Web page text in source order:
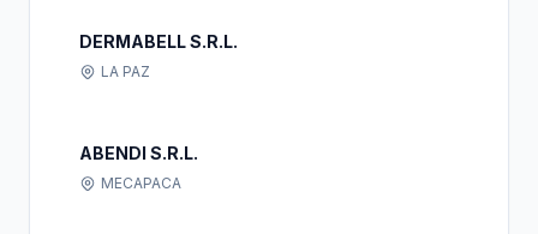
DERMABELL S.R.L.
LA PAZ
ABENDI S.R.L.
MECAPACA